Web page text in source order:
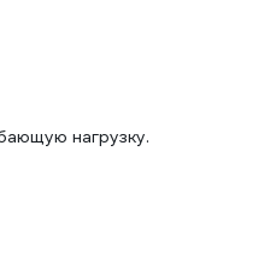
нагрузку.